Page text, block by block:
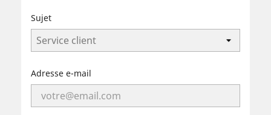
Sujet
Adresse e-mail